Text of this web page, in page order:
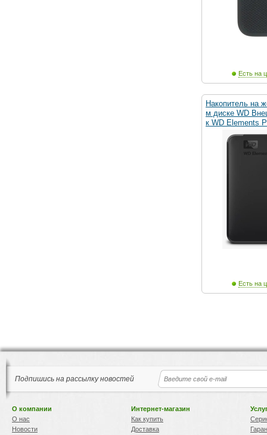
Есть на
Накопитель на
м диске WD
к WD Elements
Есть на
Подпишись на рассылку новостей
О компании
О нас
Новости
Интернет-магазин
Как купить
Доставка